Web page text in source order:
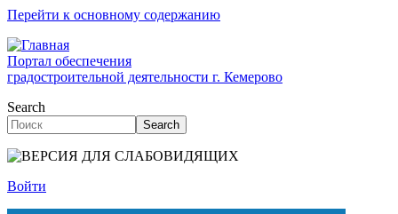
Перейти к основному содержанию
Портал обеспечения
градостроительной деятельности г. Кемерово
Search
Search
Войти